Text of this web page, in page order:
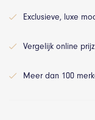
Exclusieve, luxe
Vergelijk online
Meer dan 100